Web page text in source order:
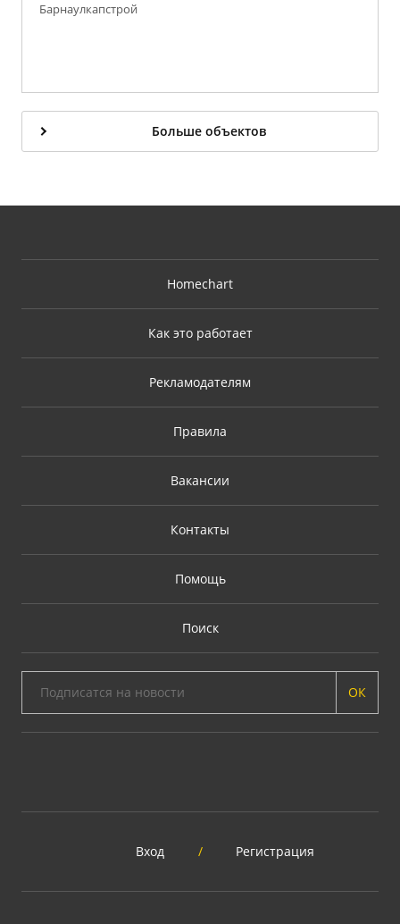
Барнаулкапстрой
Больше объектов
Homechart
Как это работает
Рекламодателям
Правила
Вакансии
Контакты
Помощь
Поиск
ОК
Вход / Регистрация